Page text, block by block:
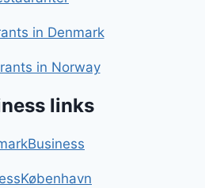
in Denmark
in Norway
links